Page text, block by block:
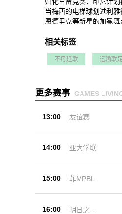
当梅西的电梯球划过利
恩德里克等新星的加冕
相关标签
不丹廷联 运输联
更多赛事 GAMES
13:00 友谊赛
14:00 亚大学联
15:00 菲MPBL
16:00
明日之星